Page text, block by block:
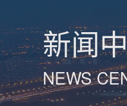
新闻
NEWS